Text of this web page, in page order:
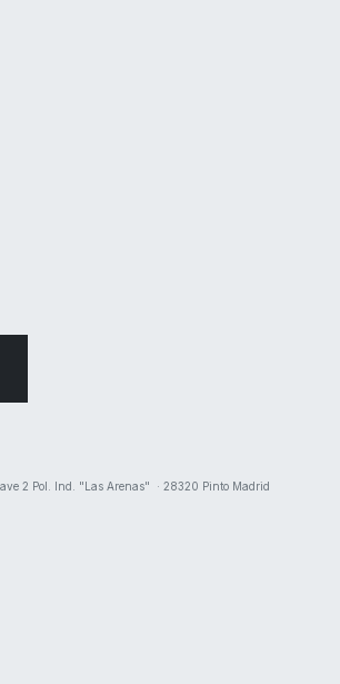
2 ​Pol. Ind. "Las Arenas" · 28320 Pinto Madrid